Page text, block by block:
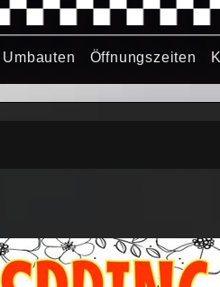
Umbauten Öffnungszeiten